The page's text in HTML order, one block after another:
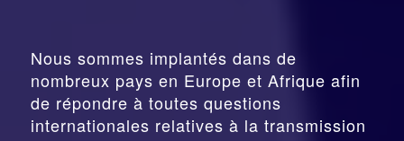
Nous sommes implantés dans de
nombreux pays en Europe et Afrique afin
de répondre à toutes questions
internationales relatives à la transmission